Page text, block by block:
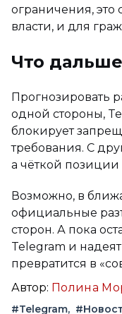
ограничения, это
власти, и для
Что дальше
Прогнозировать
одной стороны,
блокирует
требования. С
а чёткой позиции
Возможно, в
официальные
сторон. А пока
Telegram и
превратится в
Автор: Полина
#Telegram